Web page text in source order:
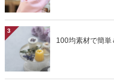
3
100均素材で簡